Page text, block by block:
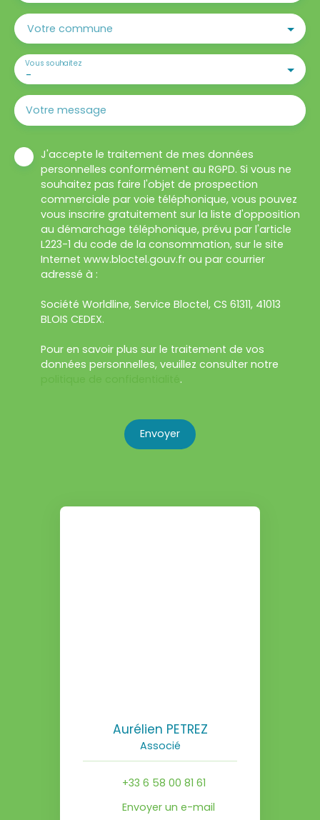
Votre commune
-
Vous souhaitez
Votre message
J'accepte le traitement de mes données
personnelles conformément au RGPD. Si vous ne
souhaitez pas faire l'objet de prospection
commerciale par voie téléphonique, vous pouvez
vous inscrire gratuitement sur la liste d'opposition
au démarchage téléphonique, prévu par l'article
L223-1 du code de la consommation, sur le site
Internet www.bloctel.gouv.fr ou par courrier
adressé à :
Société Worldline, Service Bloctel, CS 61311, 41013
BLOIS CEDEX.
Pour en savoir plus sur le traitement de vos
données personnelles, veuillez consulter notre
.
Envoyer
Aurélien PETREZ
Associé
+33 6 58 00 81 61
Envoyer un e-mail